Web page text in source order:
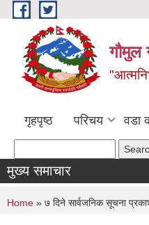
Skip to main content
गौमुल
गृहपृष्ठ परिचय वडा
मुख्य समाचार
You are here
Home » ७ दिने सार्वजनिक सूचना